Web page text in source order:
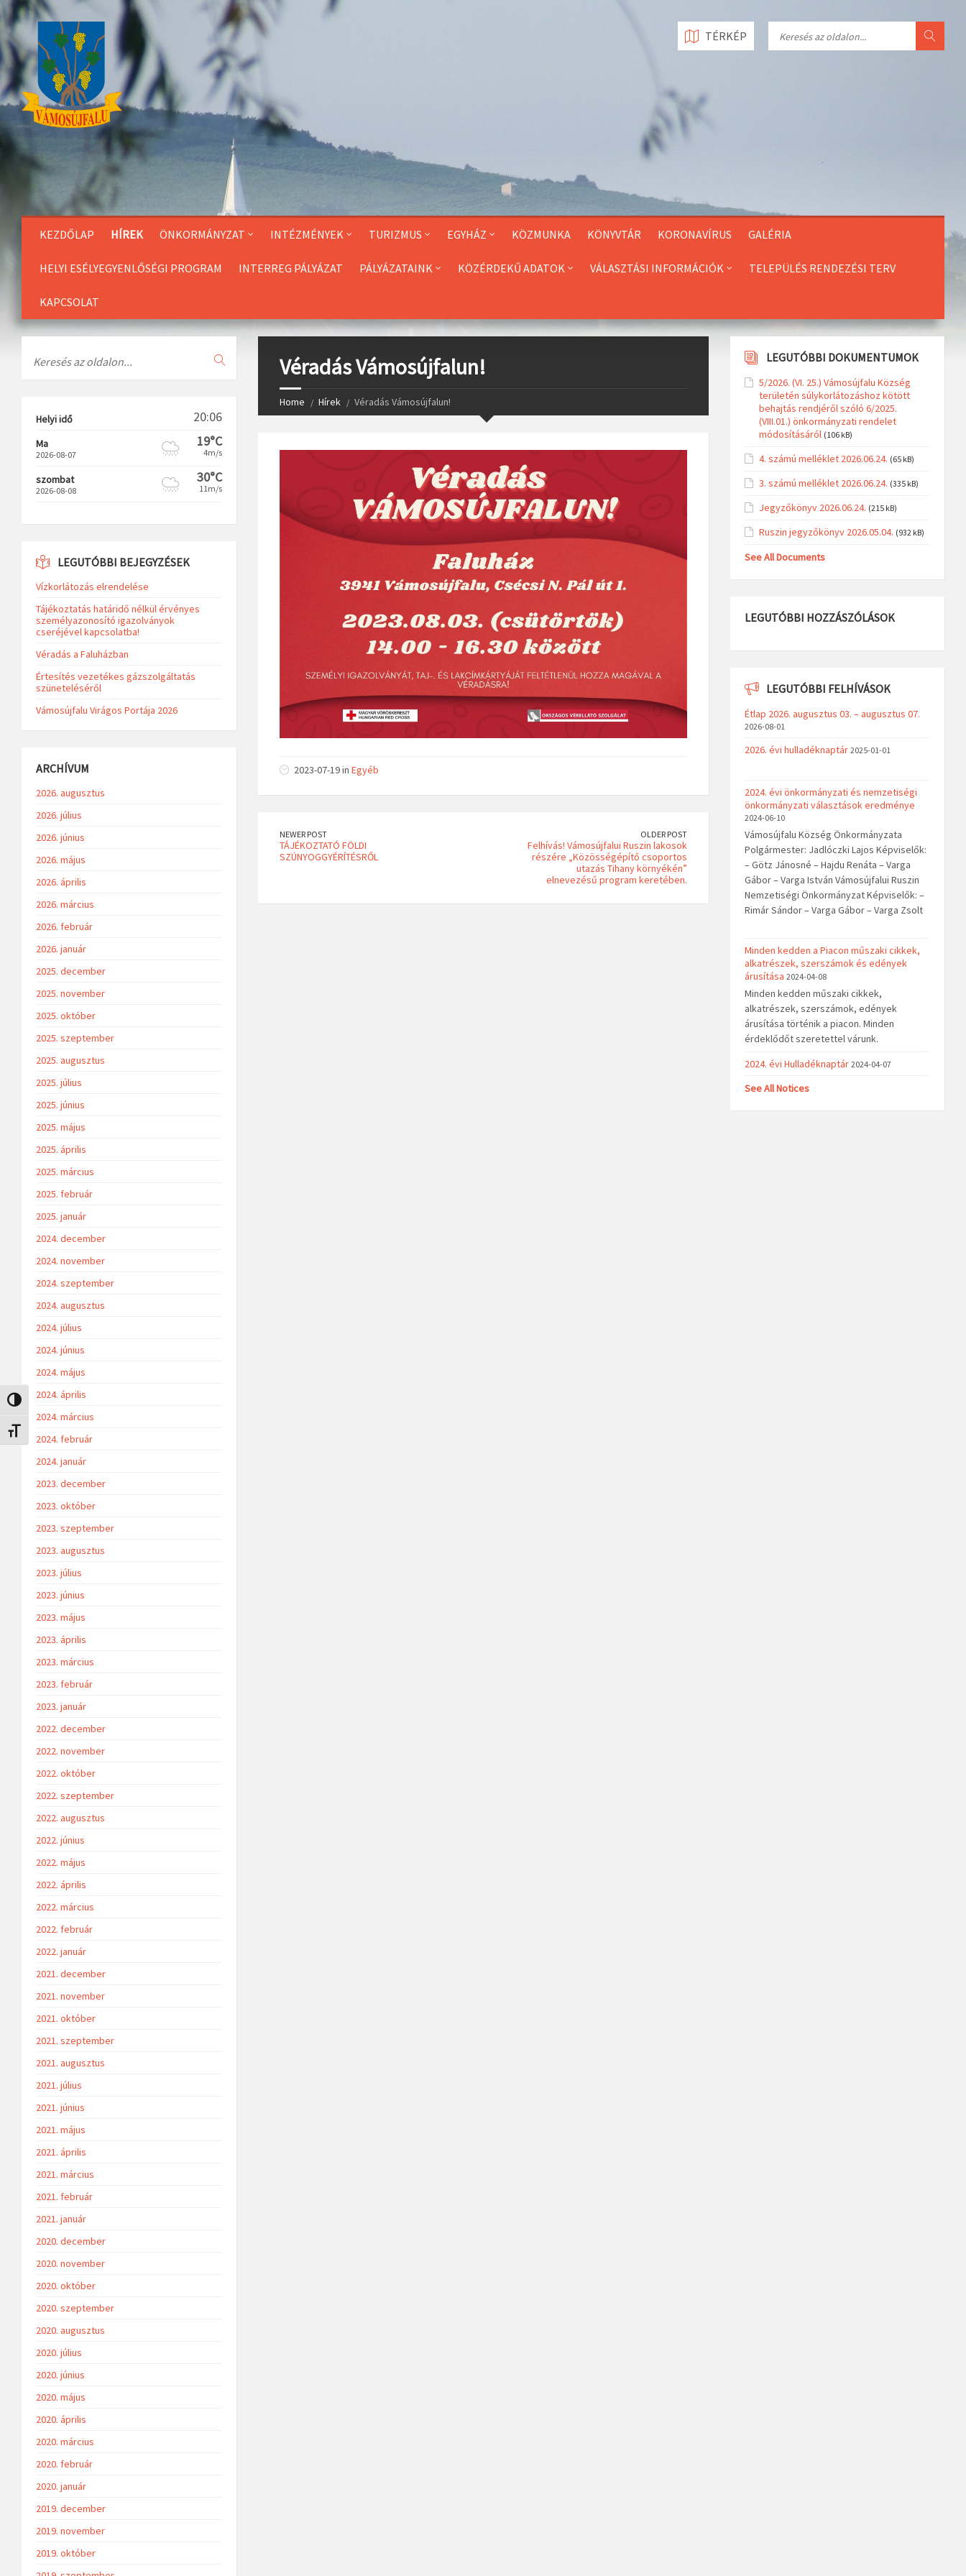
Skip
to
Content
Nagy kontraszt váltása
Betűméret váltása
KEZDŐLAP HÍREK ÖNKORMÁNYZAT INTÉZMÉNYEK TURIZMUS EGYHÁZ KÖZMUNKA KÖNYVTÁR KORONAVÍRUS GALÉRIA
HELYI ESÉLYEGYENLŐSÉGI PROGRAM INTERREG PÁLYÁZAT PÁLYÁZATAINK KÖZÉRDEKŰ ADATOK VÁLASZTÁSI INFORMÁCIÓK TELEPÜLÉS RENDEZÉSI TERV
KAPCSOLAT
TÉRKÉP
Véradás Vámosújfalun!
Home Hírek Véradás Vámosújfalun!
2023-07-19 in Egyéb
NEWER POST
TÁJÉKOZTATÓ FÖLDI
SZÚNYOGGYÉRÍTÉSRŐL
OLDER POST
Felhívás! Vámosújfalui Ruszin lakosok
részére „Közösségépítő csoportos
utazás Tihany környékén”
elnevezésű program keretében.
Helyi idő 20:06
Ma
2026-08-07
19°C
4m/s
szombat
2026-08-08
30°C
11m/s
LEGUTÓBBI BEJEGYZÉSEK
Vízkorlátozás elrendelése
Tájékoztatás határidő nélkül érvényes
személyazonosító igazolványok
cseréjével kapcsolatba!
Véradás a Faluházban
Értesítés vezetékes gázszolgáltatás
szüneteléséről
Vámosújfalu Virágos Portája 2026
ARCHÍVUM
2026. augusztus
2026. július
2026. június
2026. május
2026. április
2026. március
2026. február
2026. január
2025. december
2025. november
2025. október
2025. szeptember
2025. augusztus
2025. július
2025. június
2025. május
2025. április
2025. március
2025. február
2025. január
2024. december
2024. november
2024. szeptember
2024. augusztus
2024. július
2024. június
2024. május
2024. április
2024. március
2024. február
2024. január
2023. december
2023. október
2023. szeptember
2023. augusztus
2023. július
2023. június
2023. május
2023. április
2023. március
2023. február
2023. január
2022. december
2022. november
2022. október
2022. szeptember
2022. augusztus
2022. június
2022. május
2022. április
2022. március
2022. február
2022. január
2021. december
2021. november
2021. október
2021. szeptember
2021. augusztus
2021. július
2021. június
2021. május
2021. április
2021. március
2021. február
2021. január
2020. december
2020. november
2020. október
2020. szeptember
2020. augusztus
2020. július
2020. június
2020. május
2020. április
2020. március
2020. február
2020. január
2019. december
2019. november
2019. október
LEGUTÓBBI DOKUMENTUMOK
5/2026. (VI. 25.) Vámosújfalu Község
területén súlykorlátozáshoz kötött
behajtás rendjéről szóló 6/2025.
(VIII.01.) önkormányzati rendelet
módosításáról (106 kB)
4. számú melléklet 2026.06.24. (65 kB)
3. számú melléklet 2026.06.24. (335 kB)
Jegyzőkönyv 2026.06.24. (215 kB)
Ruszin jegyzőkönyv 2026.05.04. (932 kB)
See All Documents
LEGUTÓBBI HOZZÁSZÓLÁSOK
LEGUTÓBBI FELHÍVÁSOK
Étlap 2026. augusztus 03. – augusztus 07.
2026-08-01
2026. évi hulladéknaptár 2025-01-01
2024. évi önkormányzati és nemzetiségi
önkormányzati választások eredménye
2024-06-10
Vámosújfalu Község Önkormányzata
Polgármester: Jadlóczki Lajos Képviselők:
– Götz Jánosné – Hajdu Renáta – Varga
Gábor – Varga István Vámosújfalui Ruszin
Nemzetiségi Önkormányzat Képviselők: –
Rimár Sándor – Varga Gábor – Varga Zsolt
Minden kedden a Piacon műszaki cikkek,
alkatrészek, szerszámok és edények
árusítása 2024-04-08
Minden kedden műszaki cikkek,
alkatrészek, szerszámok, edények
árusítása történik a piacon. Minden
érdeklődőt szeretettel várunk.
2024. évi Hulladéknaptár 2024-04-07
See All Notices